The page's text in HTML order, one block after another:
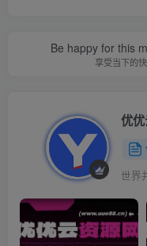
Be happy for this
享受当下的
优
世界